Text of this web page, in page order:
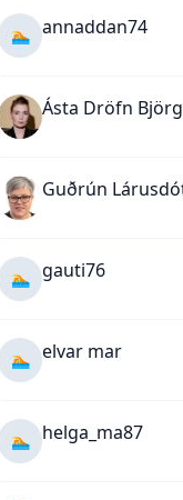
🏊 annaddan74
Ásta Dröfn
Guðrún
🏊 gauti76
🏊 elvar mar
🏊 helga_ma87